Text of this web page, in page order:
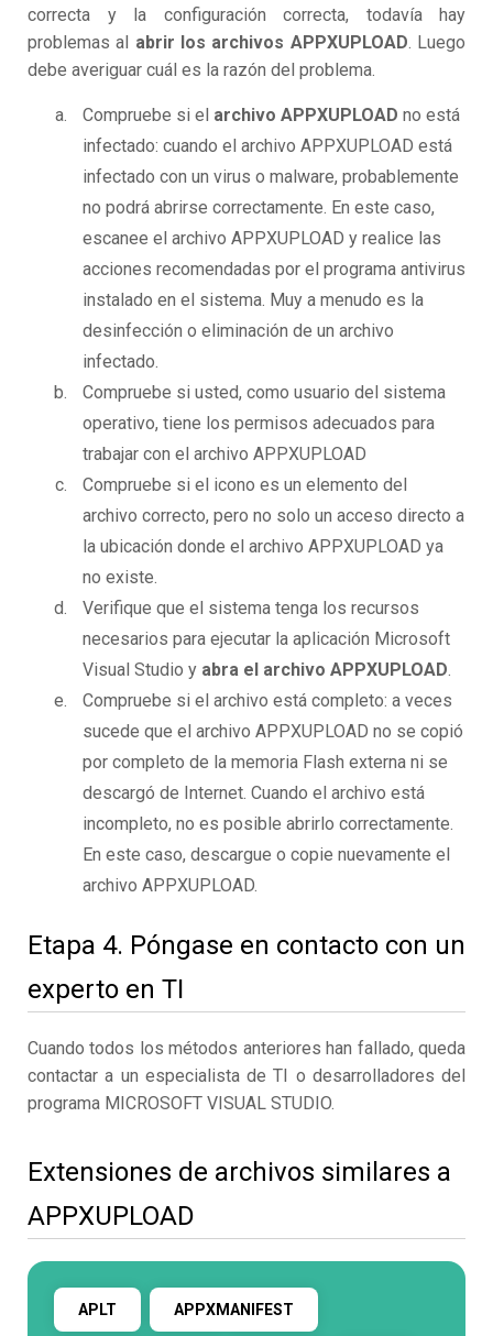
correcta y la configuración correcta, todavía hay
problemas al abrir los archivos APPXUPLOAD. Luego
debe averiguar cuál es la razón del problema.
Compruebe si el archivo APPXUPLOAD no está
infectado: cuando el archivo APPXUPLOAD está
infectado con un virus o malware, probablemente
no podrá abrirse correctamente. En este caso,
escanee el archivo APPXUPLOAD y realice las
acciones recomendadas por el programa antivirus
instalado en el sistema. Muy a menudo es la
desinfección o eliminación de un archivo
infectado.
Compruebe si usted, como usuario del sistema
operativo, tiene los permisos adecuados para
trabajar con el archivo APPXUPLOAD
Compruebe si el icono es un elemento del
archivo correcto, pero no solo un acceso directo a
la ubicación donde el archivo APPXUPLOAD ya
no existe.
Verifique que el sistema tenga los recursos
necesarios para ejecutar la aplicación Microsoft
Visual Studio y abra el archivo APPXUPLOAD.
Compruebe si el archivo está completo: a veces
sucede que el archivo APPXUPLOAD no se copió
por completo de la memoria Flash externa ni se
descargó de Internet. Cuando el archivo está
incompleto, no es posible abrirlo correctamente.
En este caso, descargue o copie nuevamente el
archivo APPXUPLOAD.
Etapa 4. Póngase en contacto con un
experto en TI
Cuando todos los métodos anteriores han fallado, queda
contactar a un especialista de TI o desarrolladores del
programa MICROSOFT VISUAL STUDIO.
Extensiones de archivos similares a
APPXUPLOAD
APLT APPXMANIFEST